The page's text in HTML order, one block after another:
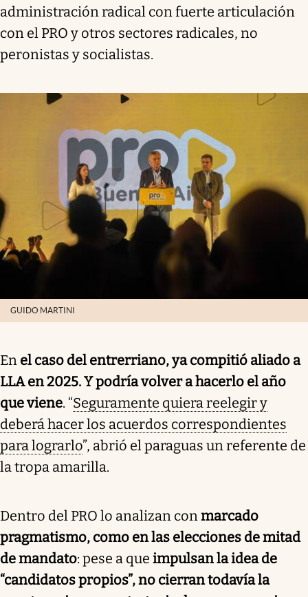
administración radical con fuerte articulación
con el PRO y otros sectores radicales, no
peronistas y socialistas.
GUIDO MARTINI
En el caso del entrerriano, ya compitió aliado a
LLA en 2025. Y podría volver a hacerlo el año
que viene. “Seguramente quiera reelegir y
deberá hacer los acuerdos correspondientes
para lograrlo”, abrió el paraguas un referente de
la tropa amarilla.
Dentro del PRO lo analizan conmarcado
pragmatismo, como en las elecciones de mitad
de mandato: pese a que impulsan la idea de
“candidatos propios”, no cierran todavía la